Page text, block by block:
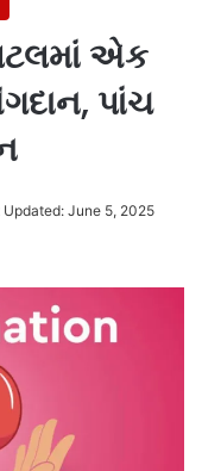
એક
પાંચ
Updated: June 5, 2025